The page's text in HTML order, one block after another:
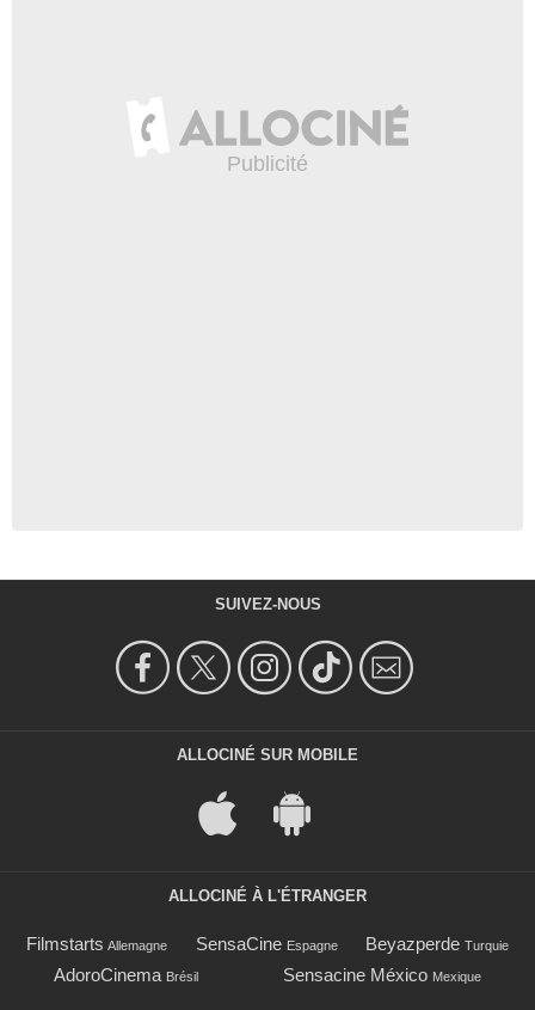
SUIVEZ-NOUS
ALLOCINÉ SUR MOBILE
ALLOCINÉ À L'ÉTRANGER
Filmstarts Allemagne SensaCine Espagne Beyazperde Turquie
AdoroCinema Brésil Sensacine México Mexique